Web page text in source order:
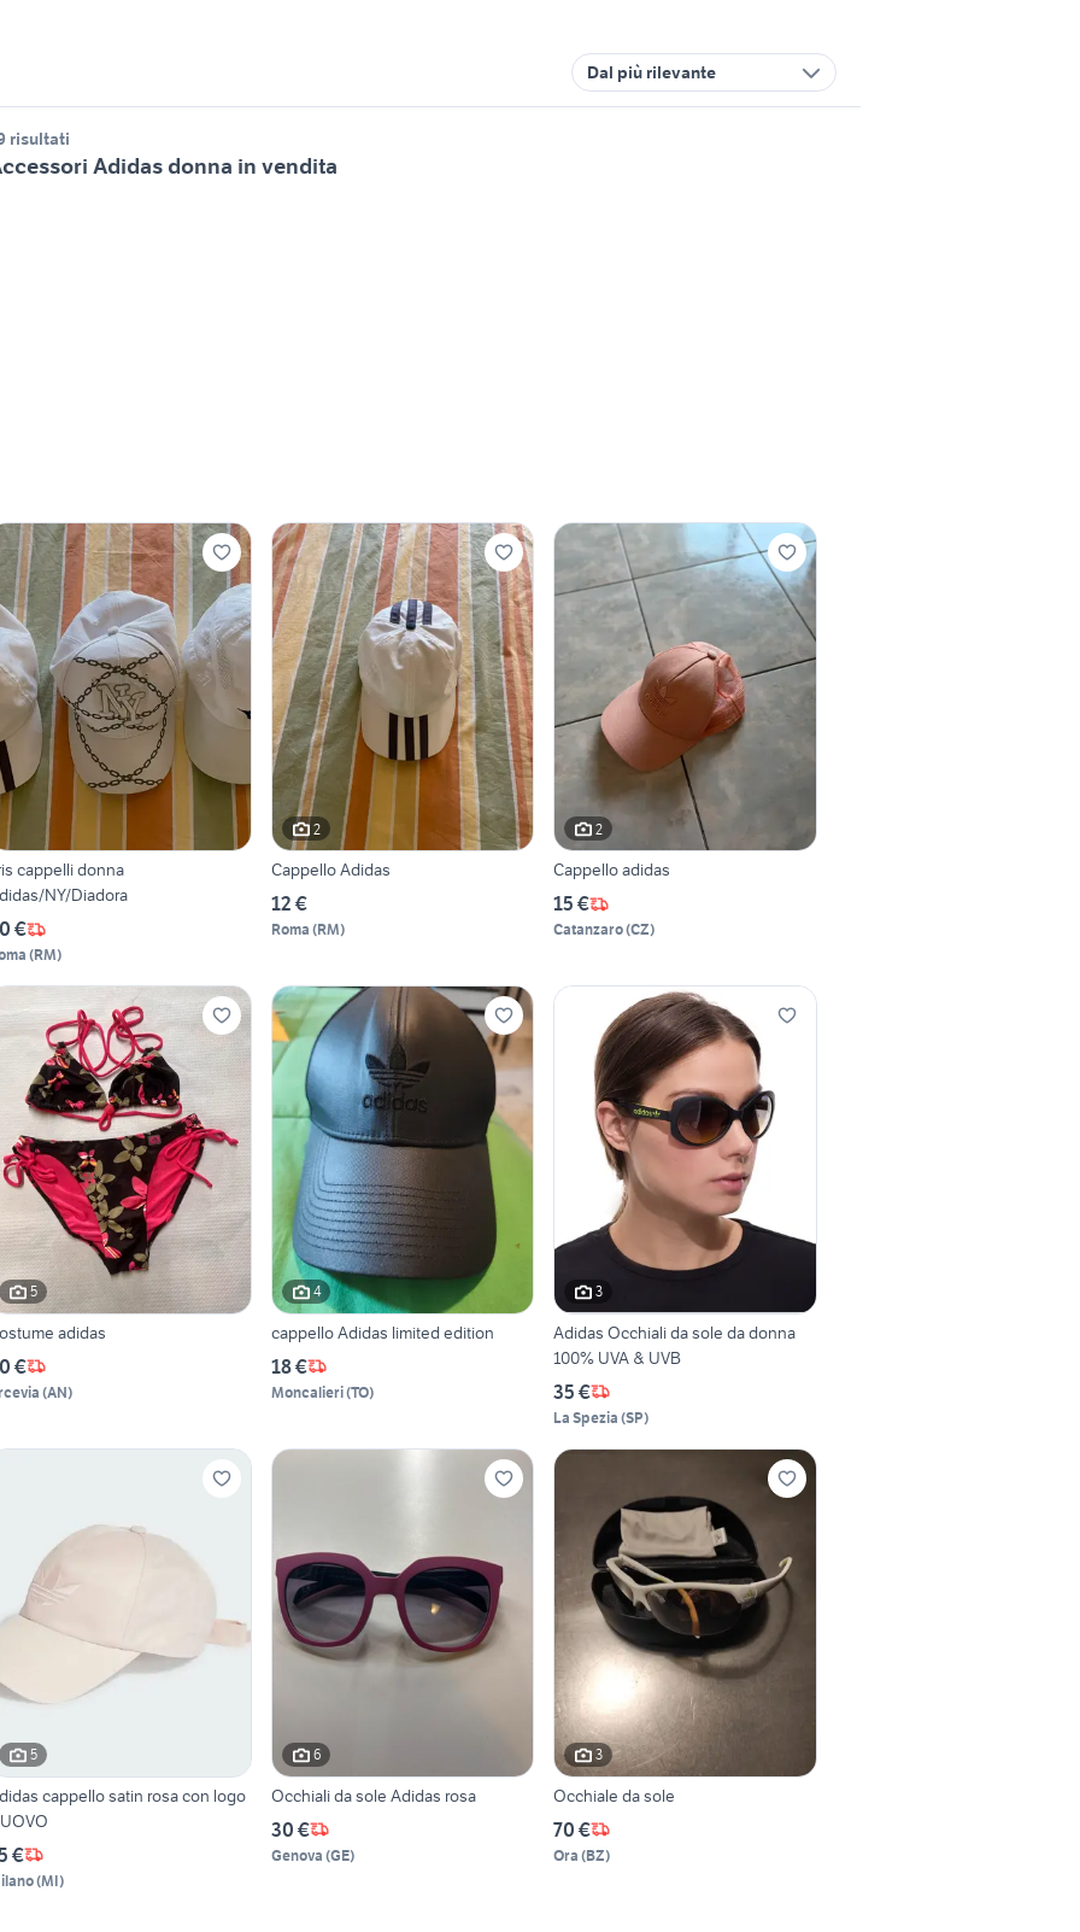
Dal più rilevante
risultati
Adidas donna in vendita
cappelli donna
NY/Diadora
€
(RM)
2
Cappello Adidas
12 €
Roma (RM)
2
Cappello adidas
15 €
Catanzaro(CZ)
5
adidas
€
(AN)
4
cappello Adidas limited edition
18 €
Moncalieri(TO)
3
Adidas Occhiali da sole da donna
100% UVA & UVB
35 €
La Spezia (SP)
5
cappello satin rosa con logo
€
(MI)
6
Occhiali da sole Adidas rosa
30 €
Genova (GE)
3
Occhiale da sole
70 €
Ora (BZ)